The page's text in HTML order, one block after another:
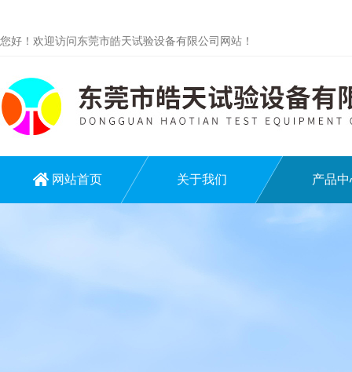
您好！欢迎访问东莞市皓天试验设备有限公司网站！
网站首页 关于我们 产品中